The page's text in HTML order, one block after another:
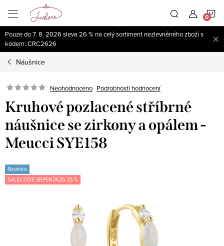
obsah
Pouze do 7. 8. 2026 sleva 26 % na celý sortiment nezlevněného zboží s
kódem: CRC2626
Náušnice
Neohodnoceno Podrobnosti hodnocení
Kruhové pozlacené stříbrné
náušnice se zirkony a opálem -
Meucci SYE158
Novinka
SALECODE:SRPEN2625:25:%